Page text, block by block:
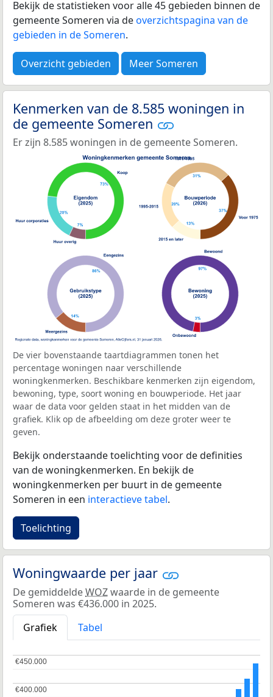
Bekijk de statistieken voor alle 45 gebieden binnen de
gemeente Someren via deoverzichtspagina van de
gebieden in de Someren.
Overzicht gebieden Meer Someren
Kenmerken van de 8.585 woningen in
de gemeente Someren
Er zijn 8.585 woningen in de gemeente Someren.
De vier bovenstaande taartdiagrammen tonen het
percentage woningen naar verschillende
woningkenmerken. Beschikbare kenmerken zijn eigendom,
bewoning, type, soort woning en bouwperiode. Het jaar
waar de data voor gelden staat in het midden van de
grafiek. Klik op de afbeelding om deze groter weer te
geven.
Bekijk onderstaande toelichting voor de definities
van de woningkenmerken. En bekijk de
woningkenmerken per buurt in de gemeente
Someren in een interactieve tabel.
Toelichting
Woningwaarde per jaar
De gemiddeldeWOZwaarde in de gemeente
Someren was €436.000 in 2025.
Grafiek
Tabel
€400.000
€400.000
€450.000
€450.000